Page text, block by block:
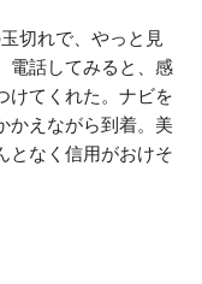
切れで、やっと見
電話してみると、感
けてくれた。ナビを
かえながら到着。美
となく信用がおけそ